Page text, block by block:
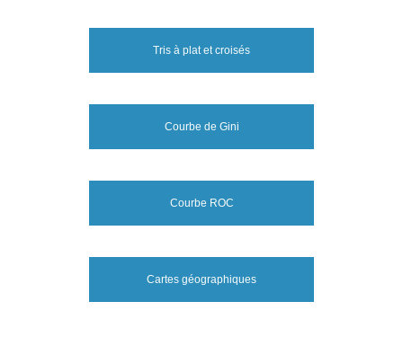
Tris à plat et croisés
Courbe de Gini
Courbe ROC
Cartes géographiques